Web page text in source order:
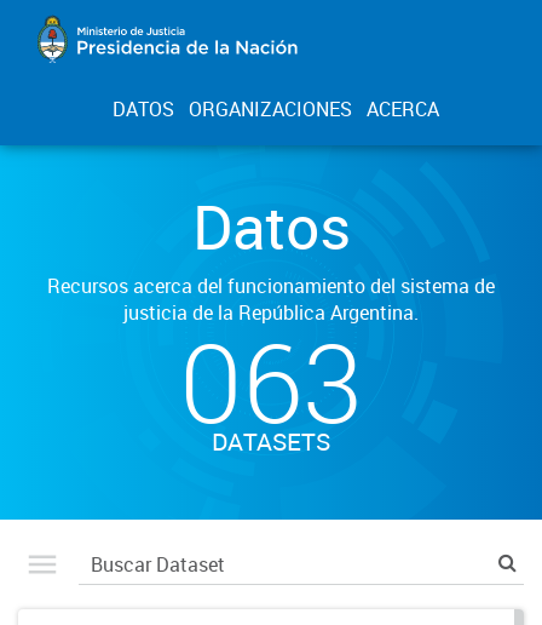
DATOS ORGANIZACIONES ACERCA
Datos
Recursos acerca del funcionamiento del sistema de
justicia de la República Argentina.
063
DATASETS